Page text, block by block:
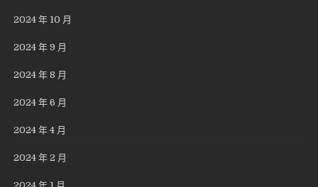
2024 年 10 月
2024 年 9 月
2024 年 8 月
2024 年 6 月
2024 年 4 月
2024 年 2 月